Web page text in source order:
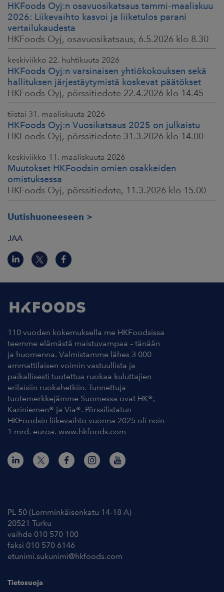
HKFoods Oyj:n osavuosikatsaus tammi–maaliskuu
2026: Liikevaihto kasvoi ja liiketulos parani
vertailukaudesta
HKFoods Oyj, osavuosikatsaus, 6.5.2026 klo 8.30
keskiviikko 22. huhtikuuta 2026
HKFoods Oyj:n varsinaisen yhtiökokouksen sekä
hallituksen järjestäytymistä koskevat päätökset
HKFoods Oyj, pörssitiedote 22.4.2026 klo 14.45
tiistai 31. maaliskuuta 2026
HKFoods Oyj:n Vuosikatsaus 2025 on julkaistu
HKFoods Oyj, pörssitiedote 31.3.2026 klo 14.00
keskiviikko 11. maaliskuuta 2026
Muutokset HKFoodsin omien osakkeiden
omistuksessa
HKFoods Oyj, pörssitiedote, 11.3.2026 klo 15.00
Uutishuoneeseen
JAA
110 vuoden kokemuksella me HKFoodsissa
teemme elämästä maistuvampaa – tänään
ja huomenna. Valmistamme lähes 3 000
ammattilaisen voimin vastuullista ja
paikallisesti tuotettua ruokaa kuluttajien
erilaisiin ruokahetkiin. Tunnettuja
tuotemerkkejämme Suomessa ovat HK®,
Kariniemen® ja Via®. Pörssilistatun
HKFoodsin liikevaihto vuonna 2025 oli noin
1 mrd. euroa. www.hkfoods.com
PL 50 (Lemminkäisenkatu 14-18 A)
20521 Turku
vaihde 010 570 100
faksi 010 570 6146
etunimi.sukunimi@hkfoods.com
Tietosuoja